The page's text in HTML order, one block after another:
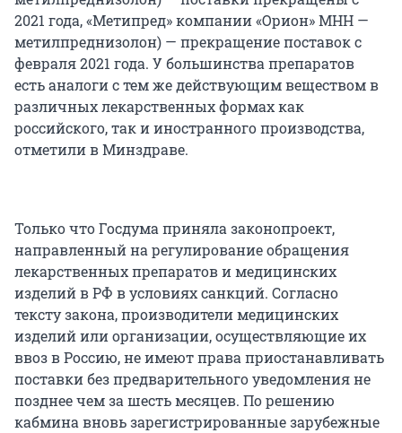
2021 года, «Метипред» компании «Орион» МНН —
метилпреднизолон) — прекращение поставок с
февраля 2021 года. У большинства препаратов
есть аналоги с тем же действующим веществом в
различных лекарственных формах как
российского, так и иностранного производства,
отметили в Минздраве.
Только что Госдума приняла законопроект,
направленный на регулирование обращения
лекарственных препаратов и медицинских
изделий в РФ в условиях санкций. Согласно
тексту закона, производители медицинских
изделий или организации, осуществляющие их
ввоз в Россию, не имеют права приостанавливать
поставки без предварительного уведомления не
позднее чем за шесть месяцев. По решению
кабмина вновь зарегистрированные зарубежные